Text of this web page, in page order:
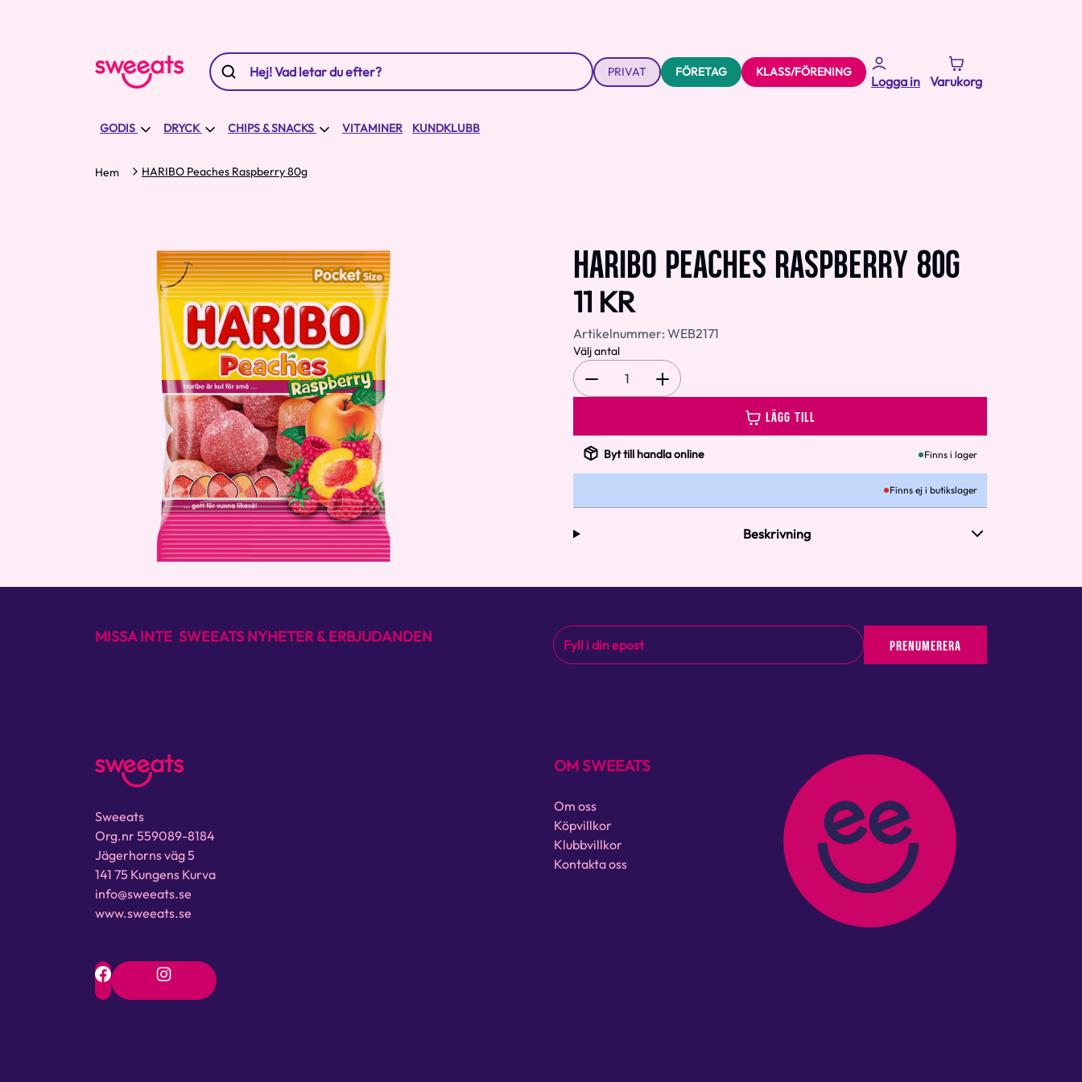
PRIVAT FÖRETAG KLASS/FÖRENING
Logga in Varukorg
GODIS DRYCK CHIPS & SNACKS VITAMINER KUNDKLUBB
Hem HARIBO Peaches Raspberry 80g
HARIBO PEACHES RASPBERRY 80G
11 KR
Artikelnummer: WEB2171
Välj antal
1
LÄGG TILL
Byt till handla online Finns i lager
Finns ej i butikslager
Beskrivning
MISSA INTE SWEEATS NYHETER & ERBJUDANDEN PRENUMERERA
Sweeats
Org.nr 559089-8184
Jägerhorns väg 5
141 75 Kungens Kurva
info@sweeats.se
www.sweeats.se
OM SWEEATS
Om oss
Köpvillkor
Klubbvillkor
Kontakta oss